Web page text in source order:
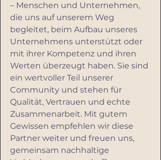
– Menschen und Unternehmen,
die uns auf unserem Weg
begleitet, beim Aufbau unseres
Unternehmens unterstützt oder
mit ihrer Kompetenz und ihren
Werten überzeugt haben. Sie sind
ein wertvoller Teil unserer
Community und stehen für
Qualität, Vertrauen und echte
Zusammenarbeit. Mit gutem
Gewissen empfehlen wir diese
Partner weiter und freuen uns,
gemeinsam nachhaltige